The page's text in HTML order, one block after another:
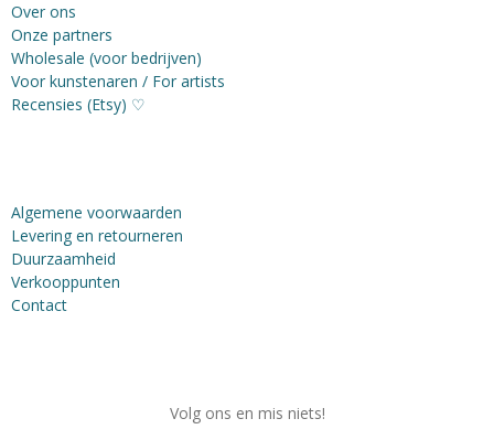
Over ons
Onze partners
Wholesale (voor bedrijven)
Voor kunstenaren / For artists
Recensies (Etsy) ♡
Algemene voorwaarden
Levering en retourneren
Duurzaamheid
Verkooppunten
Contact
Volg ons en mis niets!